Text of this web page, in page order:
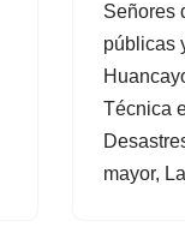
Señores
públicas
Técnica
mayor,